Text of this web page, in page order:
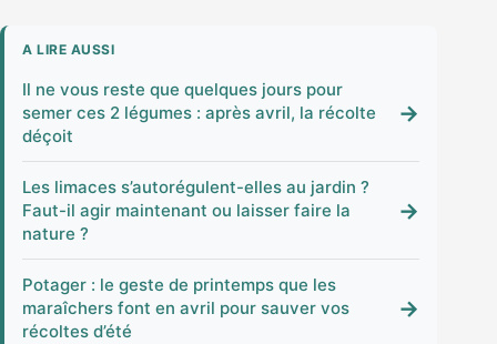
A LIRE AUSSI
Il ne vous reste que quelques jours pour
semer ces 2 légumes : après avril, la récolte
déçoit
→
Les limaces s’autorégulent-elles au jardin ?
Faut-il agir maintenant ou laisser faire la
nature ?
→
Potager : le geste de printemps que les
maraîchers font en avril pour sauver vos
récoltes d’été
→